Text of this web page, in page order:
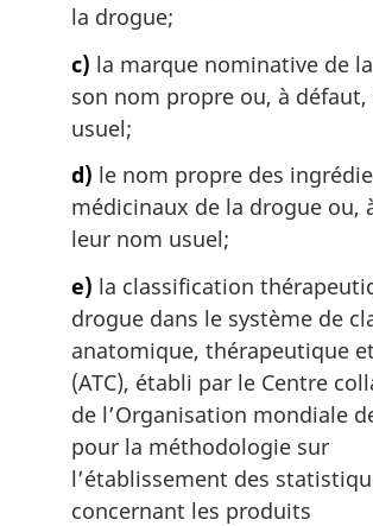
la drogue;
c) la marque nominative de
son nom propre ou, à
usuel;
d) le nom propre des
médicinaux de la drogue ou,
leur nom usuel;
e) la classification
drogue dans le système de
anatomique, thérapeutique
(ATC), établi par le Centre
de l’Organisation mondiale
pour la méthodologie sur
l’établissement des
concernant les produits